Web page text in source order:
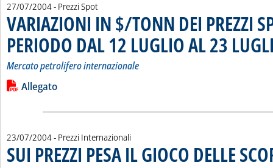
27/07/2004- Prezzi Spot
VARIAZIONI IN $/TONN DEI PREZZI
PERIODO DAL 12 LUGLIO AL 23
Mercato petrolifero internazionale
Leggi tutta la notizia: 'VARIAZIONI IN $/TONN DEI PREZZI
Lista allegati PDF alla notizia
Allegato
23/07/2004- Prezzi Internazionali
SUI PREZZI PESA IL GIOCO DELLE